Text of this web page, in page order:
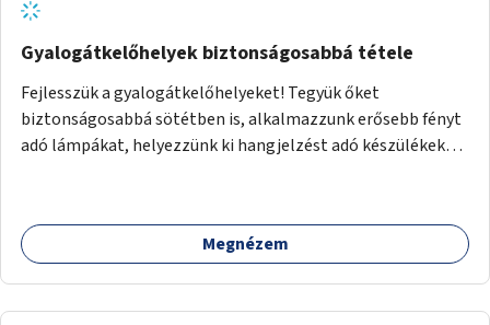
Gyalogátkelőhelyek biztonságosabbá tétele
Fejlesszük a gyalogátkelőhelyeket! Tegyük őket
biztonságosabbá sötétben is, alkalmazzunk erősebb fényt
adó lámpákat, helyezzünk ki hangjelzést adó készülékeket
Megnézem